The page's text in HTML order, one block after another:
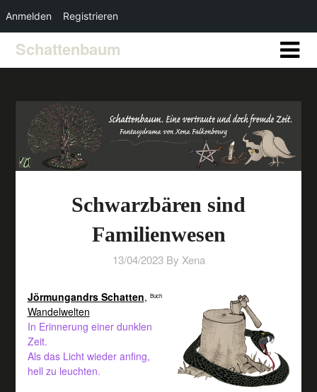
Schattenbaum
Schwarzbären sind
Familienwesen
13/04/2023 By Xena
Jörmungandrs Schatten, Buch
Wandelwelten
In Erinnerung einer dunklen
Zeit.
Als das Licht wieder anfing,
hell zu leuchten.
Anmelden Registrieren